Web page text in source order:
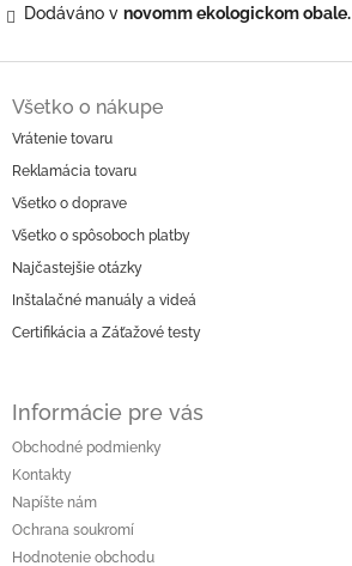
Dodáváno v novomm ekologickom obale.
p
e
Všetko o nákupe
Vrátenie tovaru
Reklamácia tovaru
Všetko o doprave
Všetko o spôsoboch platby
Najčastejšie otázky
Inštalačné manuály a videá
Certifikácia a Záťažové testy
Informácie pre vás
Obchodné podmienky
Kontakty
Napíšte nám
Ochrana soukromí
Hodnotenie obchodu